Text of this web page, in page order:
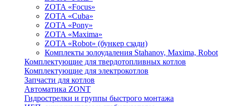
ZOTA «Focus»
ZOTA «Cuba»
ZOTA «Pony»
ZOTA «Maxima»
ZOTA «Robot» (бункер сзади)
Комплекты золоудаления Stahanov, Maxima, Robot
Комплектующие для твердотопливных котлов
Комплектующие для электрокотлов
Запчасти для котлов
Автоматика ZONT
Гидрострелки и группы быстрого монтажа